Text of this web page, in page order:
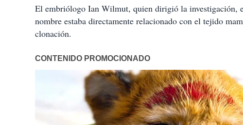
El embriólogo Ian Wilmut, quien dirigió la investigación,
nombre estaba directamente relacionado con el tejido
clonación.